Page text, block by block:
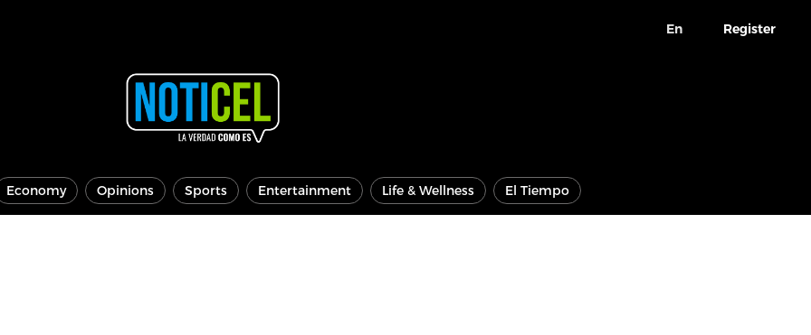
En Register
Economy Opinions Sports Entertainment Life & Wellness El Tiempo